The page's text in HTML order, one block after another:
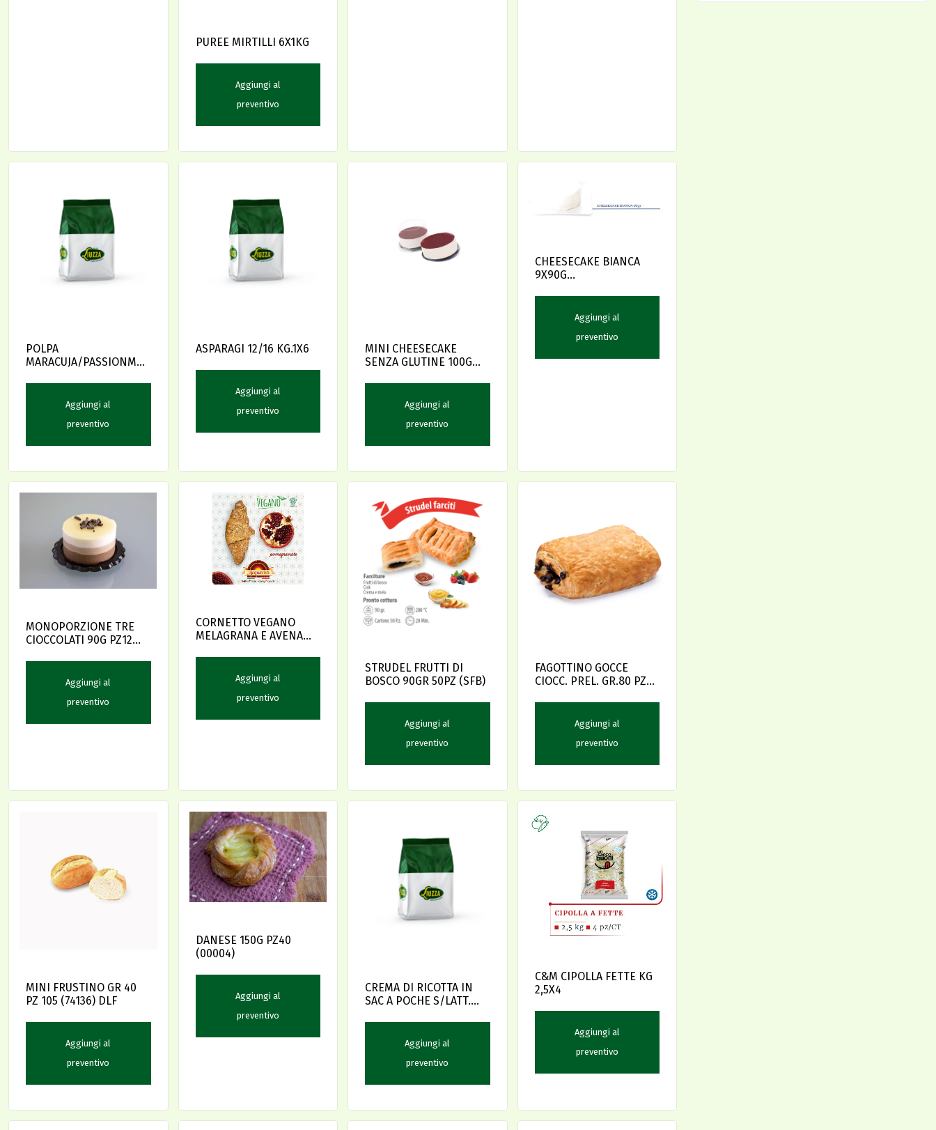
PUREE MIRTILLI 6X1KG
Aggiungi al
preventivo
POLPA
MARACUJA/PASSIONM
Aggiungi al
preventivo
ASPARAGI 12/16 KG.1X6
Aggiungi al
preventivo
MINI CHEESECAKE
SENZA GLUTINE 100G
Aggiungi al
preventivo
CHEESECAKE BIANCA
9X90G
Aggiungi al
preventivo
MONOPORZIONE TRE
CIOCCOLATI 90G PZ12
Aggiungi al
preventivo
CORNETTO VEGANO
MELAGRANA E AVENA
Aggiungi al
preventivo
STRUDEL FRUTTI DI
BOSCO 90GR 50PZ (SFB)
Aggiungi al
preventivo
FAGOTTINO GOCCE
CIOCC. PREL. GR.80 PZ
Aggiungi al
preventivo
MINI FRUSTINO GR 40
PZ 105 (74136) DLF
Aggiungi al
preventivo
DANESE 150G PZ40
(00004)
Aggiungi al
preventivo
CREMA DI RICOTTA IN
SAC A POCHE S/LATT.
Aggiungi al
preventivo
C&M CIPOLLA FETTE KG
2,5X4
Aggiungi al
preventivo